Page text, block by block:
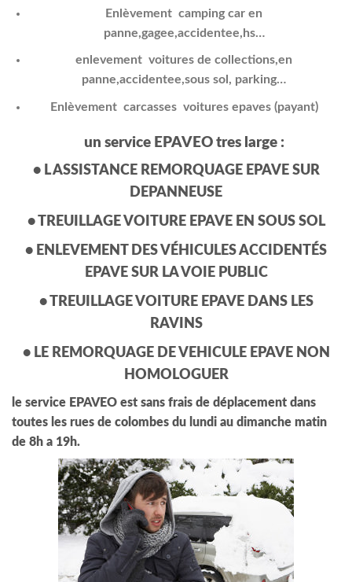
Enlèvement camping car en
panne,gagee,accidentee,hs…
enlevement voitures de collections,en
panne,accidentee,sous sol, parking…
Enlèvement carcasses voitures epaves (payant)
un service EPAVEO tres large :
• L ASSISTANCE REMORQUAGE EPAVE SUR
DEPANNEUSE
• TREUILLAGE VOITURE EPAVE EN SOUS SOL
• ENLEVEMENT DES VÉHICULES ACCIDENTÉS
EPAVE SUR LA VOIE PUBLIC
• TREUILLAGE VOITURE EPAVE DANS LES
RAVINS
• LE REMORQUAGE DE VEHICULE EPAVE NON
HOMOLOGUER
le service EPAVEO est sans frais de déplacement dans
toutes les rues de colombes du lundi au dimanche matin
de 8h a 19h.